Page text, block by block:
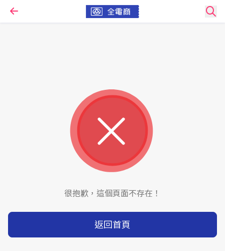
很抱歉，這個頁面不存在！
返回首頁